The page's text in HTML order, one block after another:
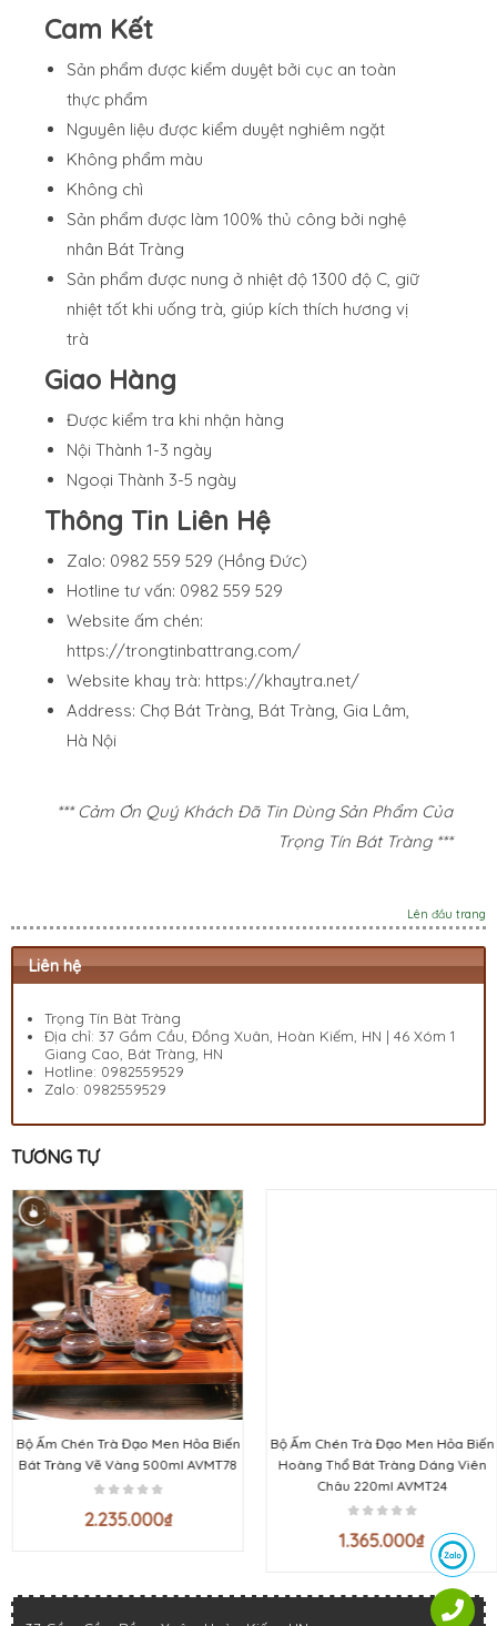
Cam Kết
Sản phẩm được kiểm duyệt bởi cục an toàn
thực phẩm
Nguyên liệu được kiểm duyệt nghiêm ngặt
Không phẩm màu
Không chì
Sản phẩm được làm 100% thủ công bởi nghệ
nhân Bát Tràng
Sản phẩm được nung ở nhiệt độ 1300 độ C, giữ
nhiệt tốt khi uống trà, giúp kích thích hương vị
trà
Giao Hàng
Được kiểm tra khi nhận hàng
Nội Thành 1-3 ngày
Ngoại Thành 3-5 ngày
Thông Tin Liên Hệ
Zalo: 0982 559 529 (Hồng Đức)
Hotline tư vấn: 0982 559 529
Website ấm chén:
https://trongtinbattrang.com/
Website khay trà: https://khaytra.net/
Address: Chợ Bát Tràng, Bát Tràng, Gia Lâm,
Hà Nội
*** Cảm Ơn Quý Khách Đã Tin Dùng Sản Phẩm Của
Trọng Tín Bát Tràng ***
Lên đầu trang
Liên hệ
Trọng Tín Bàt Tràng
Địa chỉ: 37 Gầm Cầu, Đồng Xuân, Hoàn Kiếm, HN | 46 Xóm 1
Giang Cao, Bát Tràng, HN
Hotline: 0982559529
Zalo: 0982559529
TƯƠNG TỰ
Bộ Ấm Chén Trà Đạo Men Hỏa Biến
Bát Tràng Vẽ Vàng 500ml AVMT78
2.235.000₫
Bộ Ấm Chén Trà Đạo Men Hỏa Biến
Hoàng Thổ Bát Tràng Dáng Viên
Châu 220ml AVMT24
1.365.000₫